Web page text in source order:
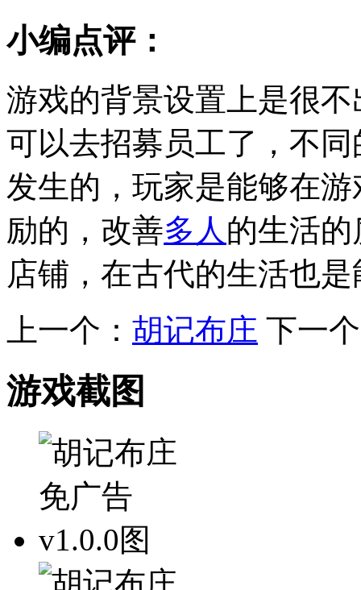
小编点评：
游戏的背景设置上是很
可以去招募员工了，不
发生的，玩家是能够在
励的，改善多人 的生活
店铺，在古代的生活也
上一个： 胡记布庄 下一
游戏截图